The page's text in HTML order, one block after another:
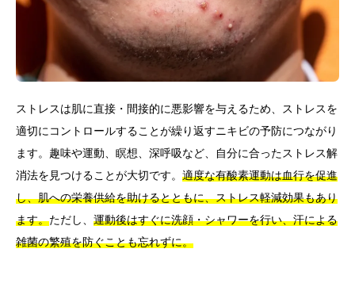
ストレスは肌に直接・間接的に悪影響を与えるため、ストレスを
適切にコントロールすることが繰り返すニキビの予防につながり
ます。趣味や運動、瞑想、深呼吸など、自分に合ったストレス解
消法を見つけることが大切です。 適度な有酸素運動は血行を促進
し、肌への栄養供給を助けるとともに、ストレス軽減効果もあり
ます。ただし、 運動後はすぐに洗顔・シャワーを行い、汗による
雑菌の繁殖を防ぐことも忘れずに。